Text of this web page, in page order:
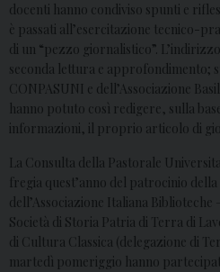
docenti hanno condiviso spunti e
è passati all’esercitazione tecnico-
di un “pezzo giornalistico”.
seconda lettura e approfondimento;
CONPASUNI e dell’Associazione
hanno potuto così redigere, sulla
informazioni, il proprio articolo di
La Consulta della Pastorale
fregia quest’anno del patrocinio
dell’Associazione Italiana
Società di Storia Patria di Terra di
di Cultura Classica (delegazione di
martedì pomeriggio hanno